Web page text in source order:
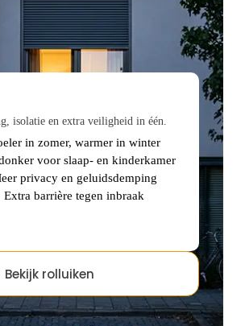
isolatie en extra veiligheid in één.
in zomer, warmer in winter
voor slaap- en kinderkamer
privacy en geluidsdemping
Extra barrière tegen inbraak
Bekijk rolluiken